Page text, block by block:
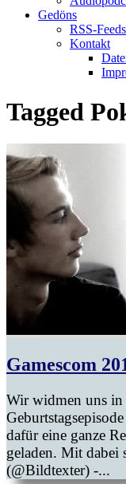
Gedöns
RSS-Feeds
Kontakt
Tagged
Gamescom
Wir widmen uns in
dafür eine ganze
geladen. Mit dabei
(@Bildtexter) -...